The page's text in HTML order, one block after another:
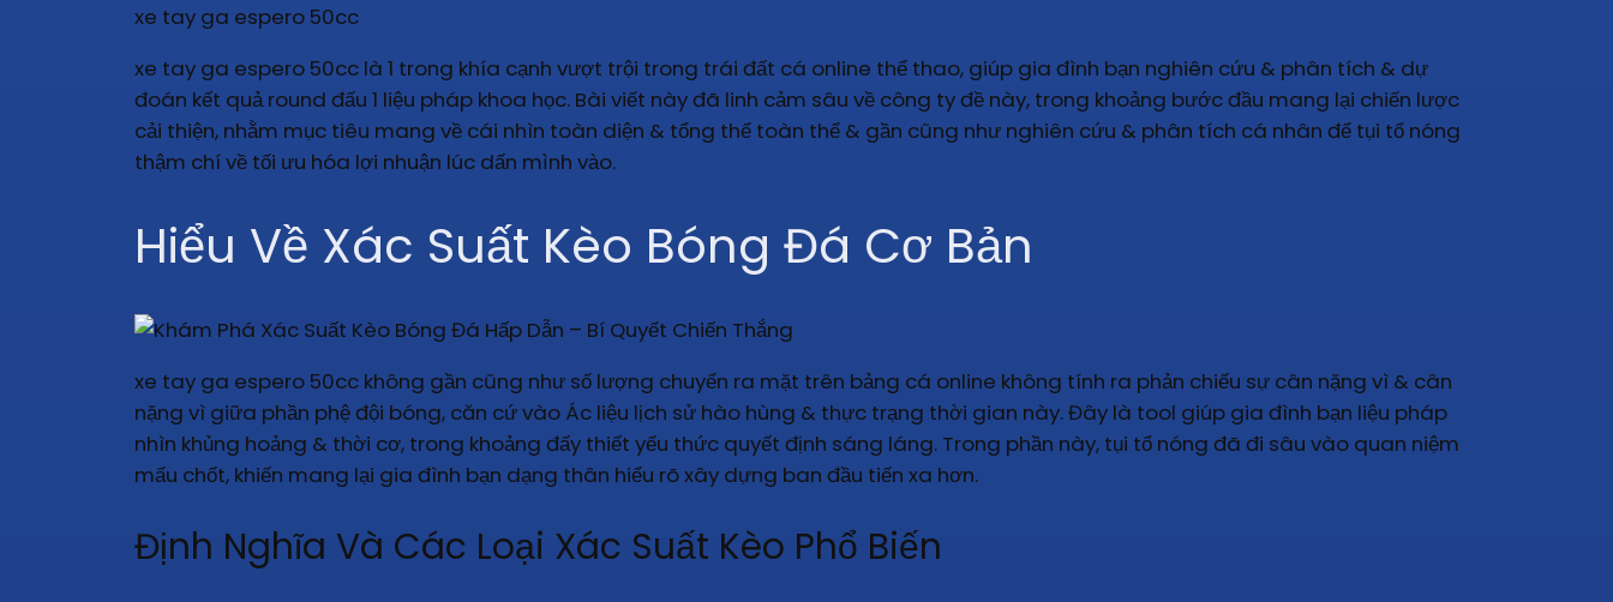
xe tay ga espero 50cc
xe tay ga espero 50cc là 1 trong khía cạnh vượt trội trong trái đất cá online thể thao, giúp gia đình bạn nghiên cứu & phân tích & dự
đoán kết quả round đấu 1 liệu pháp khoa học. Bài viết này đã linh cảm sâu về công ty đề này, trong khoảng bước đầu mang lại chiến lược
cải thiện, nhằm mục tiêu mang về cái nhìn toàn diện & tổng thể toàn thể & gần cũng như nghiên cứu & phân tích cá nhân để tụi tổ nóng
thậm chí về tối ưu hóa lợi nhuận lúc dấn mình vào.
Hiểu Về Xác Suất Kèo Bóng Đá Cơ Bản
xe tay ga espero 50cc không gần cũng như số lượng chuyển ra mặt trên bảng cá online không tính ra phản chiếu sự cân nặng vì & cân
nặng vì giữa phần phệ đội bóng, căn cứ vào Ác liệu lịch sử hào hùng & thực trạng thời gian này. Đây là tool giúp gia đình bạn liệu pháp
nhìn khủng hoảng & thời cơ, trong khoảng đấy thiết yếu thức quyết định sáng láng. Trong phần này, tụi tổ nóng đã đi sâu vào quan niệm
mấu chốt, khiến mang lại gia đình bạn dạng thân hiểu rõ xây dựng ban đầu tiến xa hơn.
Định Nghĩa Và Các Loại Xác Suất Kèo Phổ Biến